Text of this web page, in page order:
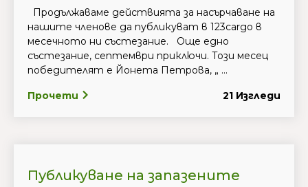
Продължаваме действията за насърчаване на
нашите членове да публикуват в 123cargo в
месечното ни състезание. Още едно
състезание, септември приключи. Този месец
победителят е Йонета Петрова, „ ...
Прочети 21 Изгледи
Публикуване на запазените